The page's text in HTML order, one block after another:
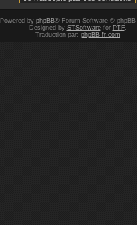
Powered by phpBB® Forum Software © phpBB
Designed by STSoftwarefor PTF.
Traduction par: phpBB-fr.com